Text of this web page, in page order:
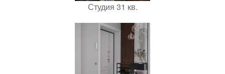
Студия 31 кв.